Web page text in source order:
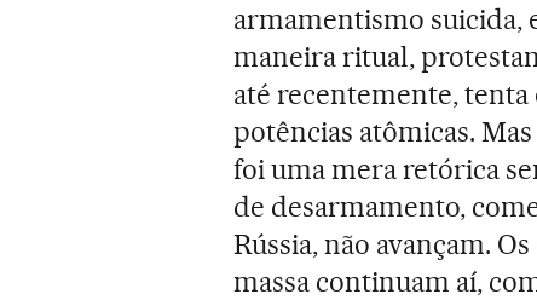
armamentismo suicida,
maneira ritual,
até recentemente,
potências atômicas.
foi uma mera retórica
de desarmamento,
Rússia, não avançam.
massa continuam aí,